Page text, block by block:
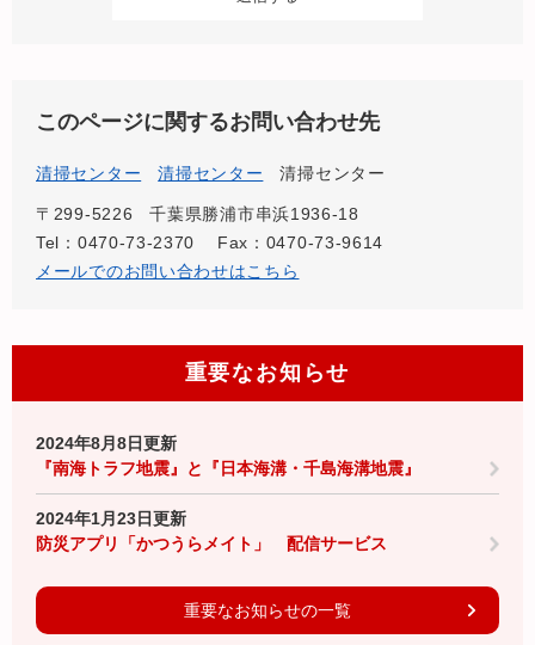
このページに関するお問い合わせ先
清掃センター 清掃センター 清掃センター
〒299-5226
千葉県勝浦市串浜1936-18
Tel：0470-73-2370
Fax：0470-73-9614
メールでのお問い合わせはこちら
重要なお知らせ
2024年8月8日更新
『南海トラフ地震』と『日本海溝・千島海溝地震』
2024年1月23日更新
防災アプリ「かつうらメイト」 配信サービス
重要なお知らせの一覧